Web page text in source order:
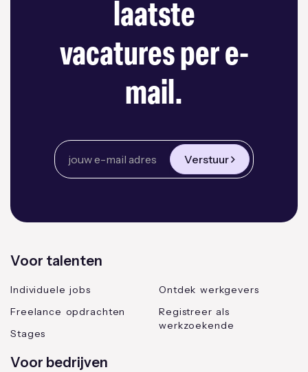
laatste
vacatures per e-
mail.
Verstuur
Voor talenten
Individuele jobs
Freelance opdrachten
Stages
Ontdek werkgevers
Registreer als
werkzoekende
Voor bedrijven